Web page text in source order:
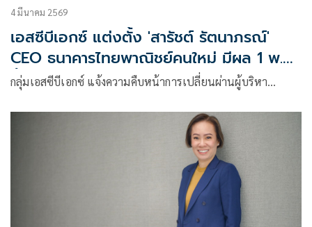
4 มีนาคม 2569
เอสซีบีเอกซ์ แต่งตั้ง 'สารัชต์ รัตนาภรณ์'
CEO ธนาคารไทยพาณิชย์คนใหม่ มีผล 1 พ.ค.
นี้
กลุ่มเอสซีบีเอกซ์ แจ้งความคืบหน้าการเปลี่ยนผ่านผู้บริหา…